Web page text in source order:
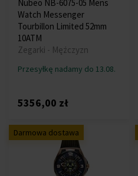
Nubeo NB-6075-05 Mens
Watch Messenger
Tourbillon Limited 52mm
10ATM
Zegarki - Mężczyzn
Przesyłkę nadamy do 13.08.
5356,00 zł
Darmowa dostawa